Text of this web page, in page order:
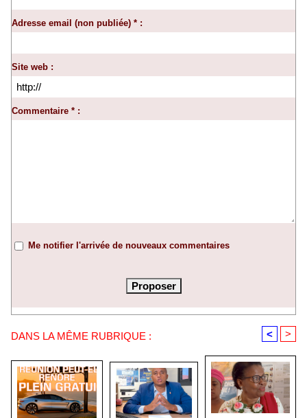
Adresse email (non publiée) * :
Site web :
Commentaire * :
Me notifier l'arrivée de nouveaux commentaires
DANS LA MÊME RUBRIQUE : < >